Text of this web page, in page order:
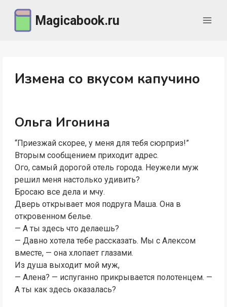
содержимому
Magicabook.ru
Измена со вкусом капучино
Ольга Игонина
“Приезжай скорее, у меня для тебя сюрприз!”
Вторым сообщением приходит адрес.
Ого, самый дорогой отель города. Неужели муж
решил меня настолько удивить?
Бросаю все дела и мчу.
Дверь открывает моя подруга Маша. Она в
откровенном белье.
— А ты здесь что делаешь?
— Давно хотела тебе рассказать. Мы с Алексом
вместе, — она хлопает глазами.
Из душа выходит мой муж,
— Алена? — испуганно прикрывается полотенцем. —
А ты как здесь оказалась?